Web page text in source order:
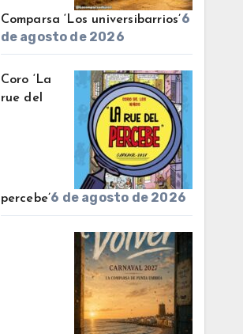
Comparsa ‘Los universibarrios’6
de agosto de 2026
Coro ‘La
rue del
percebe’6 de agosto de 2026